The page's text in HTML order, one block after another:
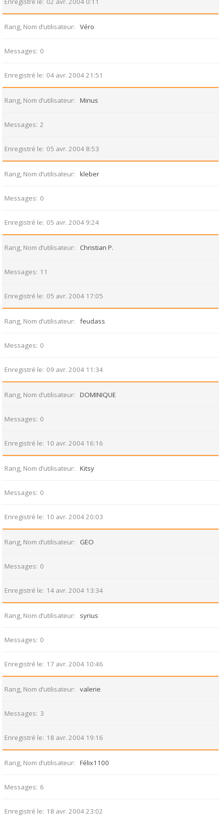
Rang, Nom d’utilisateur Véro
Messages 0
Enregistré le 04 avr. 2004 21:51
Rang, Nom d’utilisateur Minus
Messages 2
Enregistré le 05 avr. 2004 8:53
Rang, Nom d’utilisateur kleber
Messages 0
Enregistré le 05 avr. 2004 9:24
Rang, Nom d’utilisateur Christian P.
Messages 11
Enregistré le 05 avr. 2004 17:05
Rang, Nom d’utilisateur feudass
Messages 0
Enregistré le 09 avr. 2004 11:34
Rang, Nom d’utilisateur DOMINIQUE
Messages 0
Enregistré le 10 avr. 2004 16:16
Rang, Nom d’utilisateur Kitsy
Messages 0
Enregistré le 10 avr. 2004 20:03
Rang, Nom d’utilisateur GEO
Messages 0
Enregistré le 14 avr. 2004 13:34
Rang, Nom d’utilisateur syrius
Messages 0
Enregistré le 17 avr. 2004 10:46
Rang, Nom d’utilisateur valerie
Messages 3
Enregistré le 18 avr. 2004 19:16
Rang, Nom d’utilisateur Félix1100
Messages 6
Enregistré le 18 avr. 2004 23:02